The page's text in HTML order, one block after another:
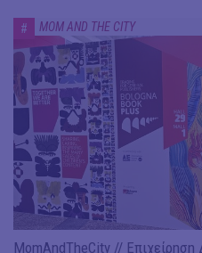
# MOM AND THE CITY
MomAndTheCity // Επιχείρηση